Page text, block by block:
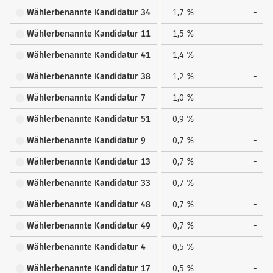
Wählerbenannte Kandidatur 34 1,7 % -
Wählerbenannte Kandidatur 11 1,5 % -
Wählerbenannte Kandidatur 41 1,4 % -
Wählerbenannte Kandidatur 38 1,2 % -
Wählerbenannte Kandidatur 7 1,0 % -
Wählerbenannte Kandidatur 51 0,9 % -
Wählerbenannte Kandidatur 9 0,7 % -
Wählerbenannte Kandidatur 13 0,7 % -
Wählerbenannte Kandidatur 33 0,7 % -
Wählerbenannte Kandidatur 48 0,7 % -
Wählerbenannte Kandidatur 49 0,7 % -
Wählerbenannte Kandidatur 4 0,5 % -
Wählerbenannte Kandidatur 17 0,5 % -